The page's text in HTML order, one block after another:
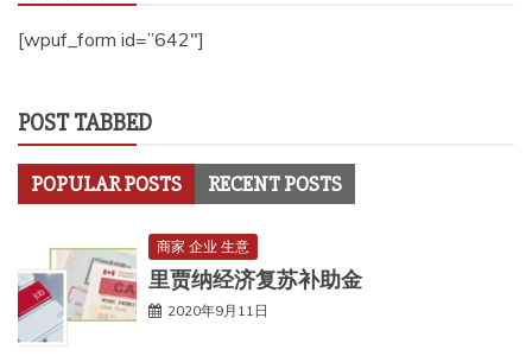
[wpuf_form id=”642″]
POST TABBED
POPULAR POSTS RECENT POSTS
商家 企业 生意
里贾纳经济复苏补助金
2020年9月11日